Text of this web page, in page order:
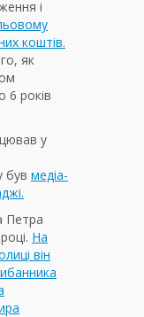
і
коштів.
як
6 років
у
був медіа-
Петра
На
він